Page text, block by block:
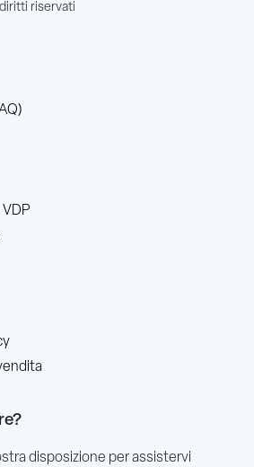
riservati
disposizione per assistervi